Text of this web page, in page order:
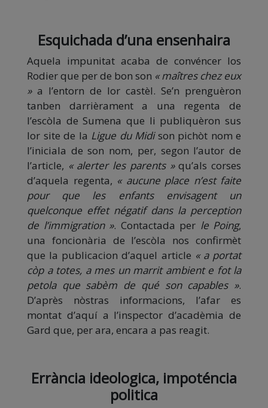
Esquichada d’una ensenhaira
Aquela impunitat acaba de convéncer los
Rodier que per de bon son « maîtres chez eux
»a l’entorn de lor castèl. Se’n prenguèron
tanben darrièrament a una regenta de
l’escòla de Sumena que li publiquèron sus
lor site de la Ligue du Midison pichòt nom e
l’iniciala de son nom, per, segon l’autor de
l’article, « alerter les parents »qu’als corses
d’aquela regenta, « aucune place n’est faite
pour que les enfants envisagent un
quelconque effet négatif dans la perception
de l’immigration ». Contactada per le Poing,
una foncionària de l’escòla nos confirmèt
que la publicacion d’aquel article « a portat
còp a totes, a mes un marrit ambient e fot la
petola que sabèm de qué son capables ».
D’après nòstras informacions, l’afar es
montat d’aquí a l’inspector d’acadèmia de
Gard que, per ara, encara a pas reagit.
Errància ideologica, impoténcia
politica